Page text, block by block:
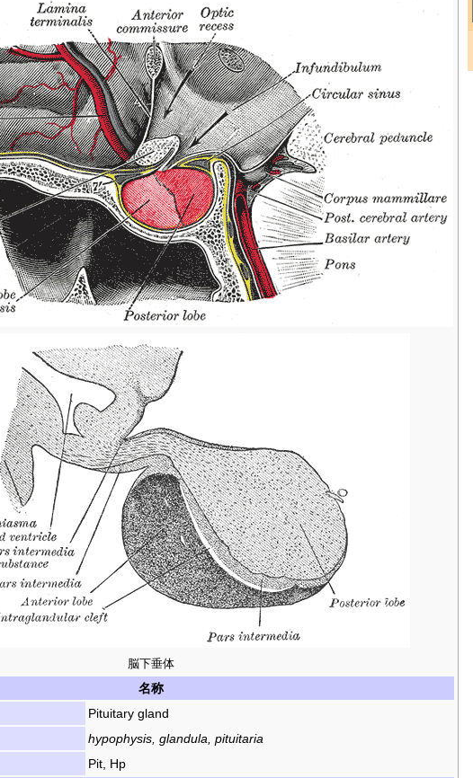
脳下垂体
名称
Pituitary gland
hypophysis, glandula, pituitaria
Pit, Hp